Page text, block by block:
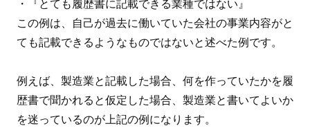
・『とても履歴書に記載できる業種ではない』
この例は、自己が過去に働いていた会社の事業内容がと
ても記載できるようなものではないと述べた例です。
例えば、製造業と記載した場合、何を作っていたかを履
歴書で聞かれると仮定した場合、製造業と書いてよいか
を迷っているのが上記の例になります。